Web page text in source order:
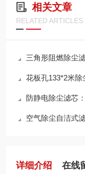
相关文章
RELATED ARTICLES
三角形阻燃除尘
花板孔133*2米
防静电除尘滤芯：
空气除尘自洁式
详细介绍 在线